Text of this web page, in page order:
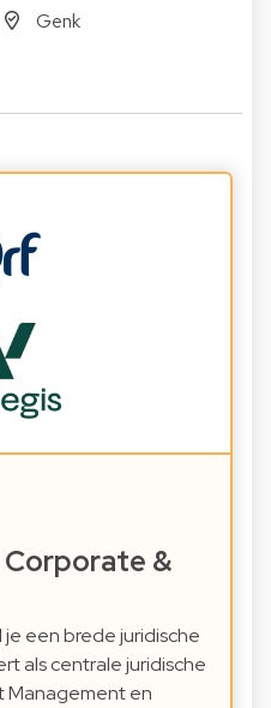
Genk
Corporate &
een brede juridische
als centrale juridische
Management en